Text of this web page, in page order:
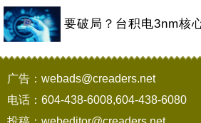
要破局？台积电3nm核
广告：webads@creaders.net
电话：604-438-6008,604-438-6080